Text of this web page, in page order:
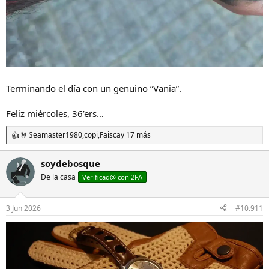
Terminando el día con un genuino “Vania”.
Feliz miércoles, 36’ers…
R
e
a
c
o
n
e
Seamaster1980,copi,Faiscay 17 más
soydebosque
De la casa Verificad@ con 2FA
3 Jun 2026 #10.911